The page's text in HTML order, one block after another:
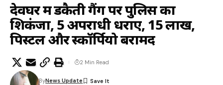
देवघर में डकैती गैंग पर पुलिस का
शिकंजा, 5 अपराधी धराए, 15 लाख,
पिस्टल और स्कॉर्पियो बरामद
ByNews Update
2 Min Read